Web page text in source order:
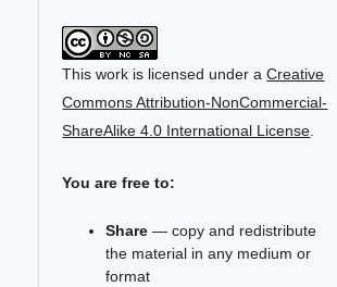
This work is licensed under aCreative
Commons Attribution-NonCommercial-
ShareAlike 4.0 International License.
You are free to:
Share — copy and redistribute
the material in any medium or
format